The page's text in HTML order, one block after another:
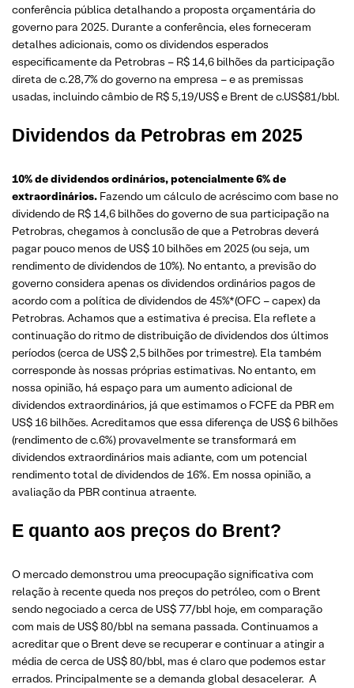
conferência pública detalhando a proposta orçamentária do
governo para 2025. Durante a conferência, eles forneceram
detalhes adicionais, como os dividendos esperados
especificamente da Petrobras – R$ 14,6 bilhões da participação
direta de c.28,7% do governo na empresa – e as premissas
usadas, incluindo câmbio de R$ 5,19/US$ e Brent de c.US$81/bbl.
Dividendos da Petrobras em 2025
10% de dividendos ordinários, potencialmente 6% de
extraordinários. Fazendo um cálculo de acréscimo com base no
dividendo de R$ 14,6 bilhões do governo de sua participação na
Petrobras, chegamos à conclusão de que a Petrobras deverá
pagar pouco menos de US$ 10 bilhões em 2025 (ou seja, um
rendimento de dividendos de 10%). No entanto, a previsão do
governo considera apenas os dividendos ordinários pagos de
acordo com a política de dividendos de 45%*(OFC – capex) da
Petrobras. Achamos que a estimativa é precisa. Ela reflete a
continuação do ritmo de distribuição de dividendos dos últimos
períodos (cerca de US$ 2,5 bilhões por trimestre). Ela também
corresponde às nossas próprias estimativas. No entanto, em
nossa opinião, há espaço para um aumento adicional de
dividendos extraordinários, já que estimamos o FCFE da PBR em
US$ 16 bilhões. Acreditamos que essa diferença de US$ 6 bilhões
(rendimento de c.6%) provavelmente se transformará em
dividendos extraordinários mais adiante, com um potencial
rendimento total de dividendos de 16%. Em nossa opinião, a
avaliação da PBR continua atraente.
E quanto aos preços do Brent?
O mercado demonstrou uma preocupação significativa com
relação à recente queda nos preços do petróleo, com o Brent
sendo negociado a cerca de US$ 77/bbl hoje, em comparação
com mais de US$ 80/bbl na semana passada. Continuamos a
acreditar que o Brent deve se recuperar e continuar a atingir a
média de cerca de US$ 80/bbl, mas é claro que podemos estar
errados. Principalmente se a demanda global desacelerar. A